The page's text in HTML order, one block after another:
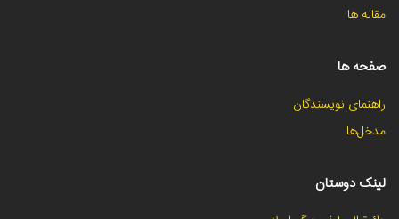
مقاله ها
صفحه ها
راهنمای نویسندگان
مدخل‌ها
لینک دوستان